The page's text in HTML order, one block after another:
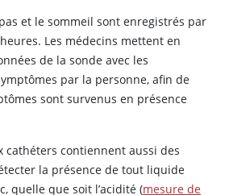
et le sommeil sont enregistrés par
Les médecins mettent en
de la sonde avec les
par la personne, afin de
sont survenus en présence
cathéters contiennent aussi des
la présence de tout liquide
quelle que soit l’acidité (mesure de